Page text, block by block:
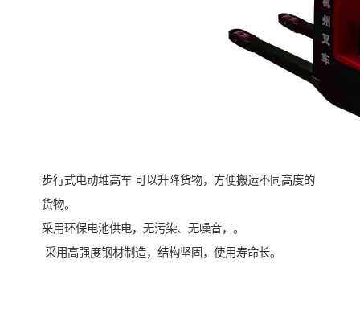
步行式电动堆高车 可以升降货物，方便搬运不同高度的
货物。
采用环保电池供电，无污染、无噪音，。
采用高强度钢材制造，结构坚固，使用寿命长。